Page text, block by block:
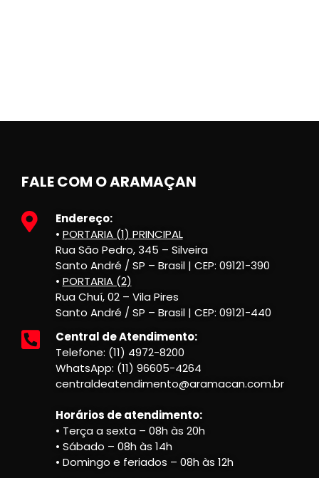
FALE COM O ARAMAÇAN
Endereço:
• PORTARIA (1) PRINCIPAL
Rua São Pedro, 345 – Silveira
Santo André / SP – Brasil | CEP: 09121-390
• PORTARIA (2)
Rua Chuí, 02 – Vila Pires
Santo André / SP – Brasil | CEP: 09121-440
Central de Atendimento:
Telefone: (11) 4972-8200
WhatsApp: (11) 96605-4264
centraldeatendimento@aramacan.com.br
Horários de atendimento:
• Terça a sexta – 08h às 20h
• Sábado – 08h às 14h
• Domingo e feriados – 08h às 12h